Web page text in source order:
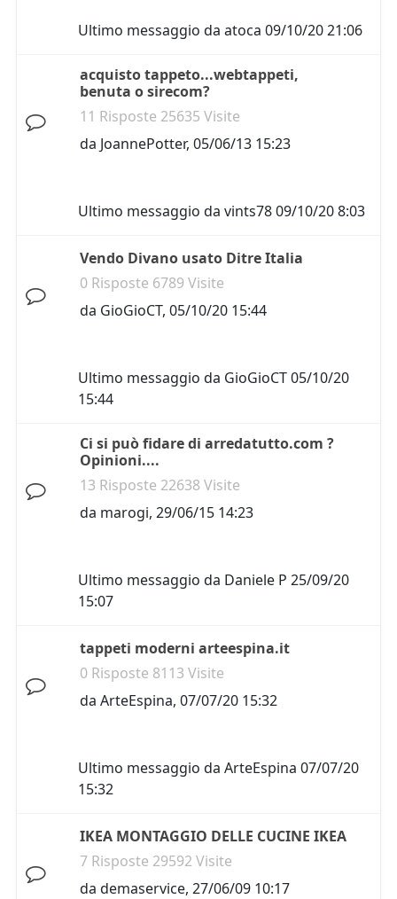
Ultimo messaggio da atoca 09/10/20 21:06
acquisto tappeto...webtappeti,
benuta o sirecom?
11 Risposte 25635 Visite
da JoannePotter, 05/06/13 15:23
Ultimo messaggio da vints7809/10/20 8:03
Vendo Divano usato Ditre Italia
0 Risposte 6789 Visite
da GioGioCT, 05/10/20 15:44
Ultimo messaggio da GioGioCT05/10/20
15:44
Ci si può fidare di arredatutto.com ?
Opinioni....
13 Risposte 22638 Visite
da marogi, 29/06/15 14:23
Ultimo messaggio da Daniele P 25/09/20
15:07
tappeti moderni arteespina.it
0 Risposte 8113 Visite
da ArteEspina, 07/07/20 15:32
Ultimo messaggio da ArteEspina 07/07/20
15:32
IKEA MONTAGGIO DELLE CUCINE IKEA
7 Risposte 29592 Visite
da demaservice, 27/06/09 10:17